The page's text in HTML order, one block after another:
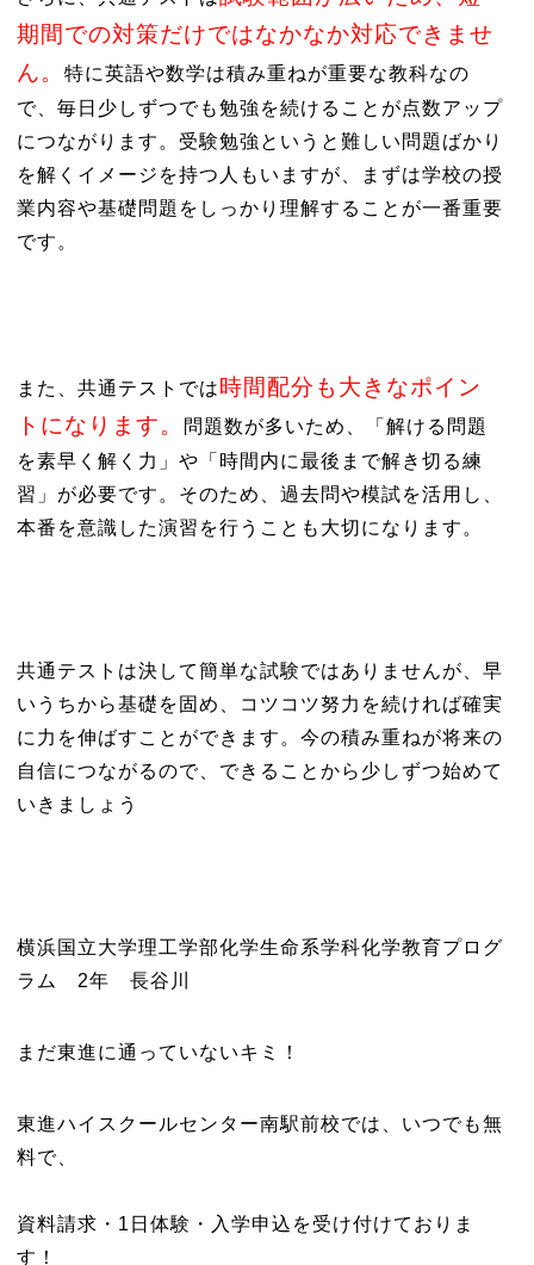
期間での対策だけではなかなか対応できませ
ん。
特に英語や数学は積み重ねが重要な教科なの
で、毎日少しずつでも勉強を続けることが点数アップ
につながります。受験勉強というと難しい問題ばかり
を解くイメージを持つ人もいますが、まずは学校の授
業内容や基礎問題をしっかり理解することが一番重要
です。
また、共通テストでは 時間配分も大きなポイン
トになります。
問題数が多いため、「解ける問題
を素早く解く力」や「時間内に最後まで解き切る練
習」が必要です。そのため、過去問や模試を活用し、
本番を意識した演習を行うことも大切になります。
共通テストは決して簡単な試験ではありませんが、早
いうちから基礎を固め、コツコツ努力を続ければ確実
に力を伸ばすことができます。今の積み重ねが将来の
自信につながるので、できることから少しずつ始めて
いきましょう
横浜国立大学理工学部化学生命系学科化学教育プログ
ラム 2年 長谷川
まだ東進に通っていないキミ！
東進ハイスクールセンター南駅前校では、いつでも無
料で、
資料請求・1日体験・入学申込を受け付けておりま
す！